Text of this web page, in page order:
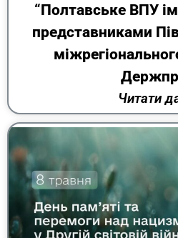
“Полтавське ВПУ
представниками
Читати